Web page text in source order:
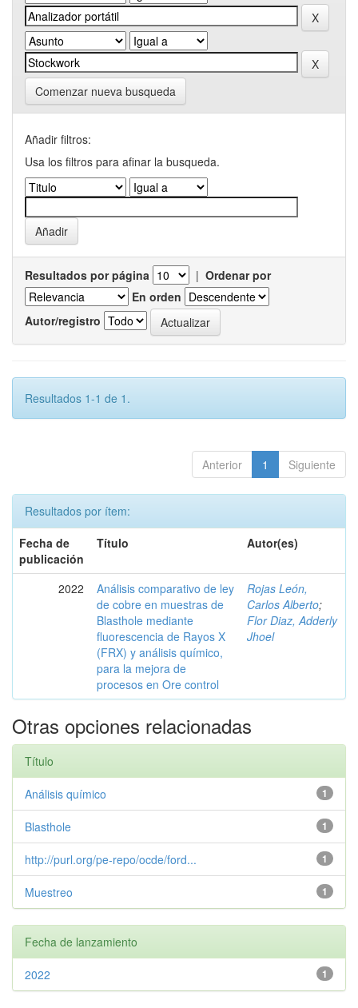
Comenzar nueva busqueda
Añadir filtros:
Usa los filtros para afinar la busqueda.
Resultados por página | Ordenar por
En orden
Autor/registro
Resultados 1-1 de 1.
Anterior 1 Siguiente
Resultados por ítem:
Fecha de
publicación
Título Autor(es)
2022
Análisis comparativo de ley
de cobre en muestras de
Blasthole mediante
fluorescencia de Rayos X
(FRX) y análisis químico,
para la mejora de
procesos en Ore control
Rojas León,
Carlos Alberto;
Flor Diaz, Adderly
Jhoel
Otras opciones relacionadas
Título
1
Análisis químico
1
Blasthole
1
http://purl.org/pe-repo/ocde/ford...
1
Muestreo
Fecha de lanzamiento
1
2022